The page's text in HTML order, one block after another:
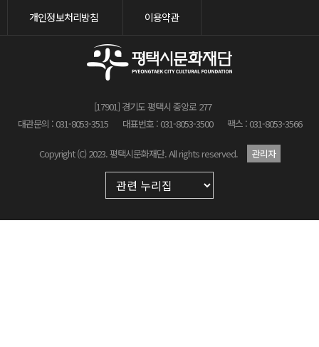
개인정보처리방침 이용약관
[17901] 경기도 평택시 중앙로 277
대관문의 : 031-8053-3515
대표번호 : 031-8053-3500 팩스 : 031-8053-3566
Copyright (C) 2023. 평택시문화재단. All rights reserved. 관리자